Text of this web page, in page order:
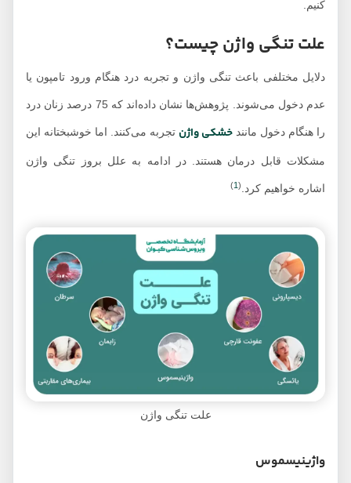
علت تنگی واژن چیست؟
دلایل مختلفی باعث تنگی واژن و تجربه درد هنگام ورود تامپون یا
عدم دخول می‌شوند. پژوهش‌ها نشان داده‌اند که 75 درصد زنان درد
را هنگام دخول مانند خشکی واژن تجربه می‌کنند. اما خوشبختانه این
مشکلات قابل درمان هستند. در ادامه به علل بروز تنگی واژن
اشاره خواهیم کرد. 1
)
علت تنگی واژن
واژینیسموس